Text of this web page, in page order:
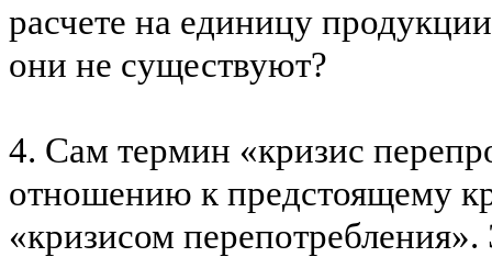
расчете на единицу
они не существуют?
4. Сам термин «кризис
отношению к предстоящему
«кризисом перепотребления».